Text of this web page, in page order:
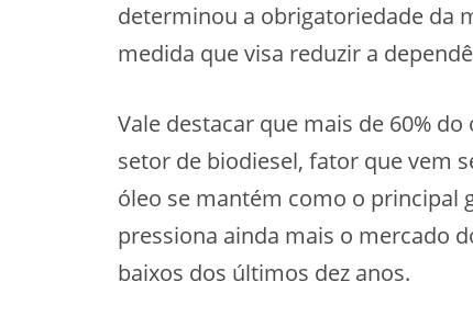
determinou a obrigatoriedade da
medida que visa reduzir a
Vale destacar que mais de 60%
setor de biodiesel, fator que vem
óleo se mantém como o principal
pressiona ainda mais o mercado
baixos dos últimos dez anos.